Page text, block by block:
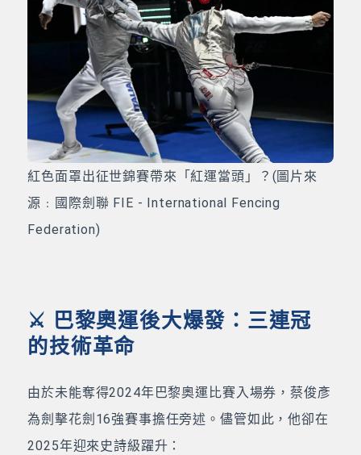
紅色面罩出征世錦賽帶來「紅運當頭」？(圖片來
源﹕國際劍聯 FIE - International Fencing
Federation)
⚔️ 巴黎奧運後大爆發：三連冠
的技術革命
由於未能奪得2024年巴黎奧運比賽入場券，蔡俊彥
為劍擊花劍16強賽事擔任旁述。儘管如此，他卻在
2025年迎來史詩級躍升：